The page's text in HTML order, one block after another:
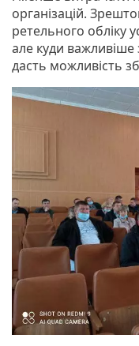
організацій.
ретельного обліку
але куди важливіше
дасть можливість